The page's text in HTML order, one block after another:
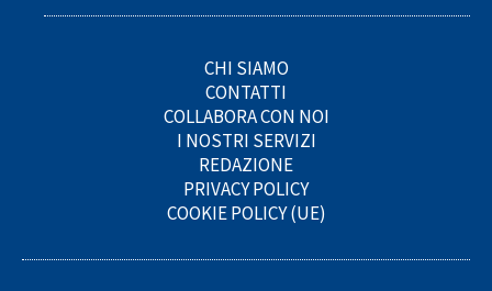
CHI SIAMO
CONTATTI
COLLABORA CON NOI
I NOSTRI SERVIZI
REDAZIONE
PRIVACY POLICY
COOKIE POLICY (UE)